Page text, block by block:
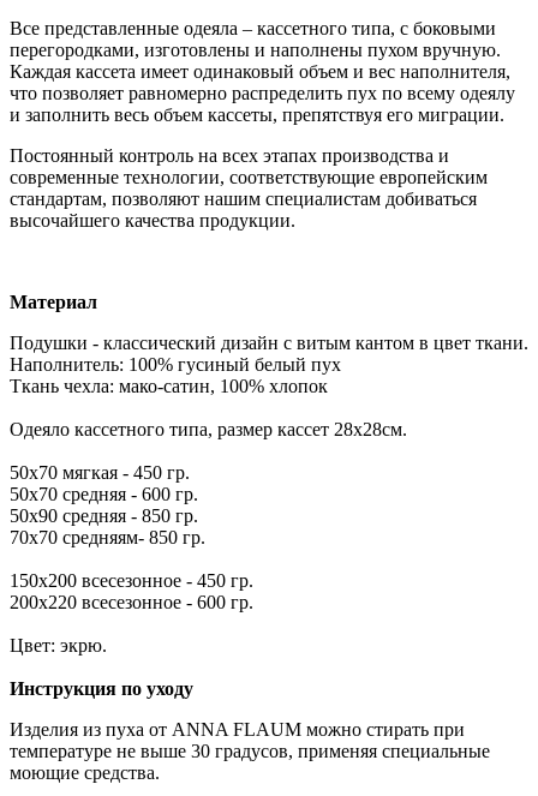
Все представленные одеяла – кассетного типа, с боковыми
перегородками, изготовлены и наполнены пухом вручную.
Каждая кассета имеет одинаковый объем и вес наполнителя,
что позволяет равномерно распределить пух по всему одеялу
и заполнить весь объем кассеты, препятствуя его миграции.
Постоянный контроль на всех этапах производства и
современные технологии, соответствующие европейским
стандартам, позволяют нашим специалистам добиваться
высочайшего качества продукции.
Материал
Подушки - классический дизайн с витым кантом в цвет ткани.
Наполнитель: 100% гусиный белый пух
Ткань чехла: мако-сатин, 100% хлопок
Одеяло кассетного типа, размер кассет 28х28см.
50х70 мягкая - 450 гр.
50х70 средняя - 600 гр.
50х90 средняя - 850 гр.
70х70 средняям- 850 гр.
150х200 всесезонное - 450 гр.
200х220 всесезонное - 600 гр.
Цвет: экрю.
Инструкция по уходу
Изделия из пуха от ANNA FLAUM можно стирать при
температуре не выше 30 градусов, применяя специальные
моющие средства.